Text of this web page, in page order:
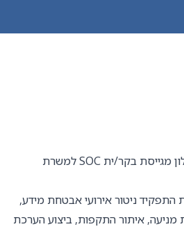
חברת הייטק בטחונית בחולון מגייסת בקר/ית SOC למשרת
ניטור אירועי אבטחת מידע,
מניעה, איתור התקפות, ביצוע הערכת